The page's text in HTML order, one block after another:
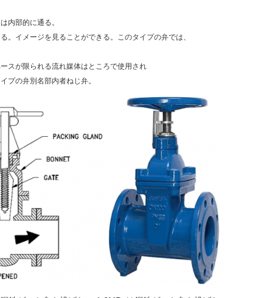
内部的に通る。
。イメージを見ることができる。このタイプの弁では、
スが限られる流れ媒体はところで使用され
プの弁別名部内者ねじ弁。